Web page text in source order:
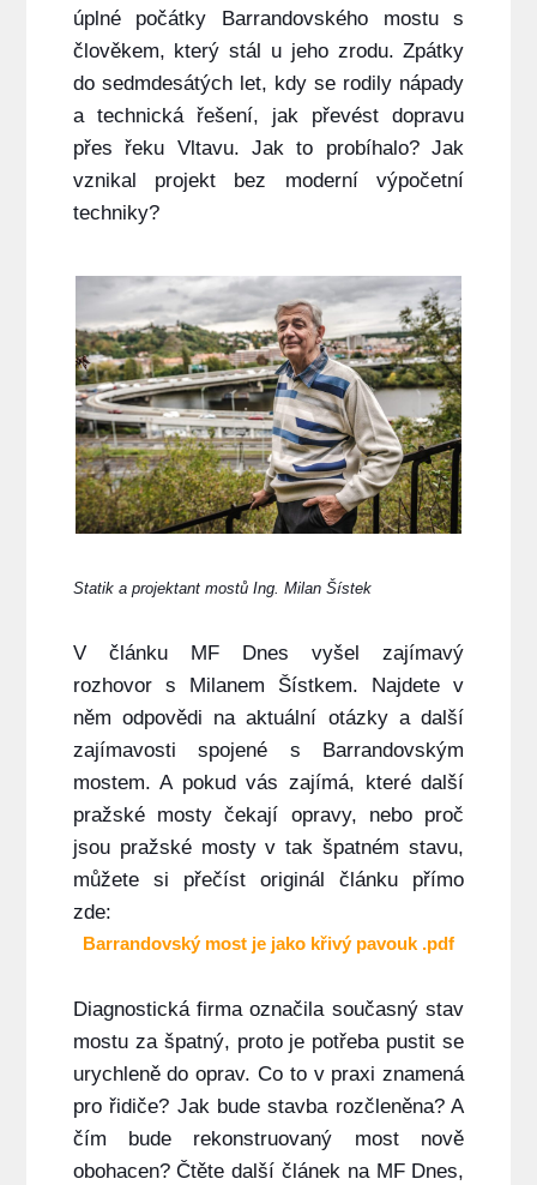
úplné počátky Barrandovského mostu s
člověkem, který stál u jeho zrodu. Zpátky
do sedmdesátých let, kdy se rodily nápady
a technická řešení, jak převést dopravu
přes řeku Vltavu. Jak to probíhalo? Jak
vznikal projekt bez moderní výpočetní
techniky?
Statik a projektant mostů Ing. Milan Šístek
V článku MF Dnes vyšel zajímavý
rozhovor s Milanem Šístkem. Najdete v
něm odpovědi na aktuální otázky a další
zajímavosti spojené s Barrandovským
mostem. A pokud vás zajímá, které další
pražské mosty čekají opravy, nebo proč
jsou pražské mosty v tak špatném stavu,
můžete si přečíst originál článku přímo
zde:
Barrandovský most je jako křivý pavouk .pdf
Diagnostická firma označila současný stav
mostu za špatný, proto je potřeba pustit se
urychleně do oprav. Co to v praxi znamená
pro řidiče? Jak bude stavba rozčleněna? A
čím bude rekonstruovaný most nově
obohacen? Čtěte další článek na MF Dnes,